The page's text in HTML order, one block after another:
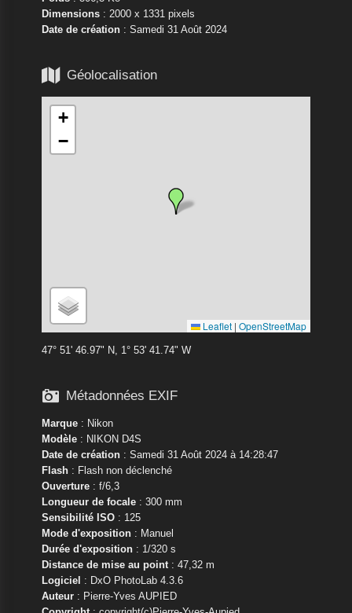
Dimensions: 2000 x 1331 pixels
Date de création: Samedi 31 Août 2024
 Géolocalisation
+
−
Leaflet | OpenStreetMap
47° 51' 46.97" N, 1° 53' 41.74" W
 Métadonnées EXIF
Marque: Nikon
Modèle: NIKON D4S
Date de création: Samedi 31 Août 2024 à 14:28:47
Flash: Flash non déclenché
Ouverture: f/6,3
Longueur de focale: 300 mm
Sensibilité ISO: 125
Mode d'exposition: Manuel
Durée d'exposition: 1/320 s
Distance de mise au point: 47,32 m
Logiciel : DxO PhotoLab 4.3.6
Auteur: Pierre-Yves AUPIED